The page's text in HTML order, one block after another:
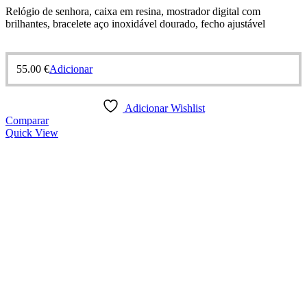
Relógio de senhora, caixa em resina, mostrador digital com
brilhantes, bracelete aço inoxidável dourado, fecho ajustável
55.00 €Adicionar
Adicionar Wishlist
Comparar
Quick View